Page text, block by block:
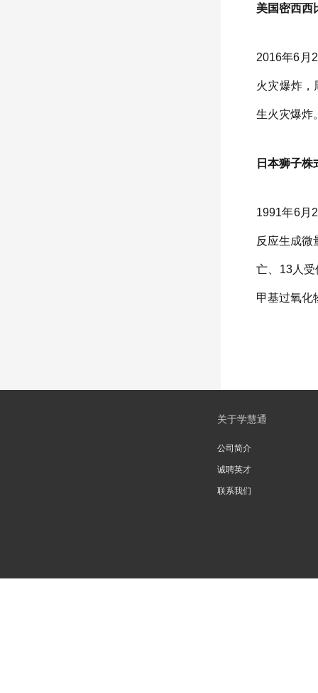
美国密西西
2016年6月
火灾爆炸，
生火灾爆炸
日本狮子株
1991年6月
反应生成微
亡、13人
甲基过氧化
关于学慧通
公司简介
诚聘英才
联系我们